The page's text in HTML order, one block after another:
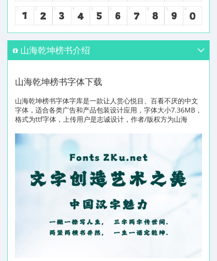
山海乾坤榜书介绍
山海乾坤榜书字体下载
山海乾坤榜书字体字库是一款让人赏心悦目、百看不厌的中文
字体，适合各类广告和产品包装设计应用，字体大小7.36MB，
格式为ttf字体，上传用户是志诚设计，作者/版权方为山海